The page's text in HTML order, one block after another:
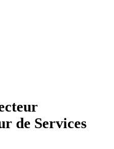
de Services